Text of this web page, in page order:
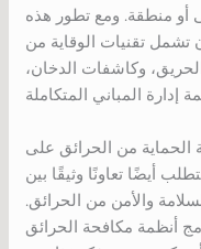
أو منطقة. ومع تطور هذه
تشمل تقنيات الوقاية من
وكاشفات الدخان،
الحماية من الحرائق على
أيضًا تعاونًا وثيقًا بين
والأمن من الحرائق.
أنظمة مكافحة الحرائق